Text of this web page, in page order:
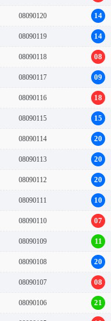
08090120 14
08090119 14
08090118 08
08090117 09
08090116 18
08090115 15
08090114 20
08090113 20
08090112 20
08090111 10
08090110 07
08090109 11
08090108 20
08090107 08
08090106 21